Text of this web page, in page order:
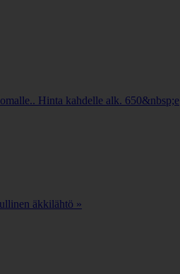
Hinta kahdelle alk. 650&nbsp;e
äkkilähtö »